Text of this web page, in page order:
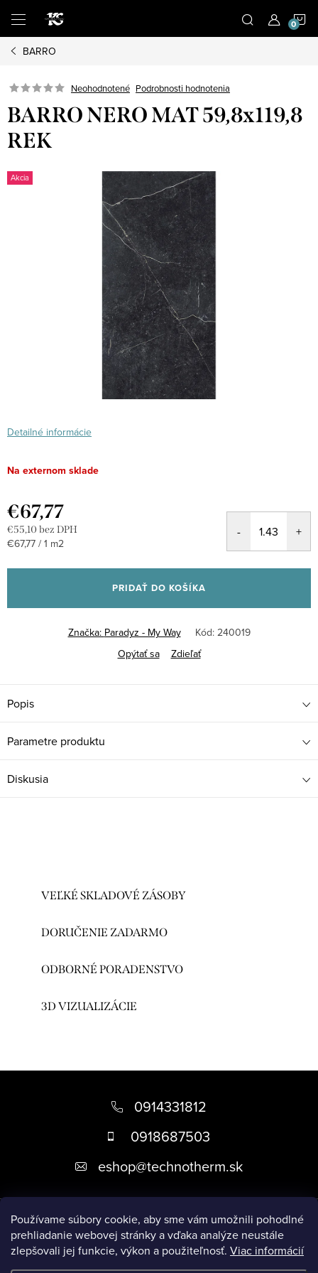
Používame súbory cookie, aby sme vám umožnili pohodlné
prehliadanie webovej stránky a vďaka analýze neustále
zlepšovali jej funkcie, výkon a použiteľnosť. Viac informácií
obsah
BARRO
Neohodnotené Podrobnosti hodnotenia
BARRO NERO MAT 59,8x119,8
REK
Akcia
Detailné informácie
Na externom sklade
€67,77
€55,10 bez DPH
Jednotková
€67,77 / 1 m2
PRIDAŤ DO KOŠÍKA
Značka: Paradyz - My Way Kód: 240019
Opýtať sa
Zdieľať
Popis
Parametre produktu
Diskusia
VEĽKÉ SKLADOVÉ ZÁSOBY
DORUČENIE ZADARMO
ODBORNÉ PORADENSTVO
3D VIZUALIZÁCIE
i
0914331812
0918687503
eshop@technotherm.sk
Informácie
Prijímame online platby